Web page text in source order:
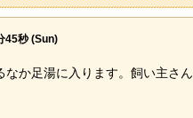
秒 (Sun)
なか足湯に入ります。飼い主さ